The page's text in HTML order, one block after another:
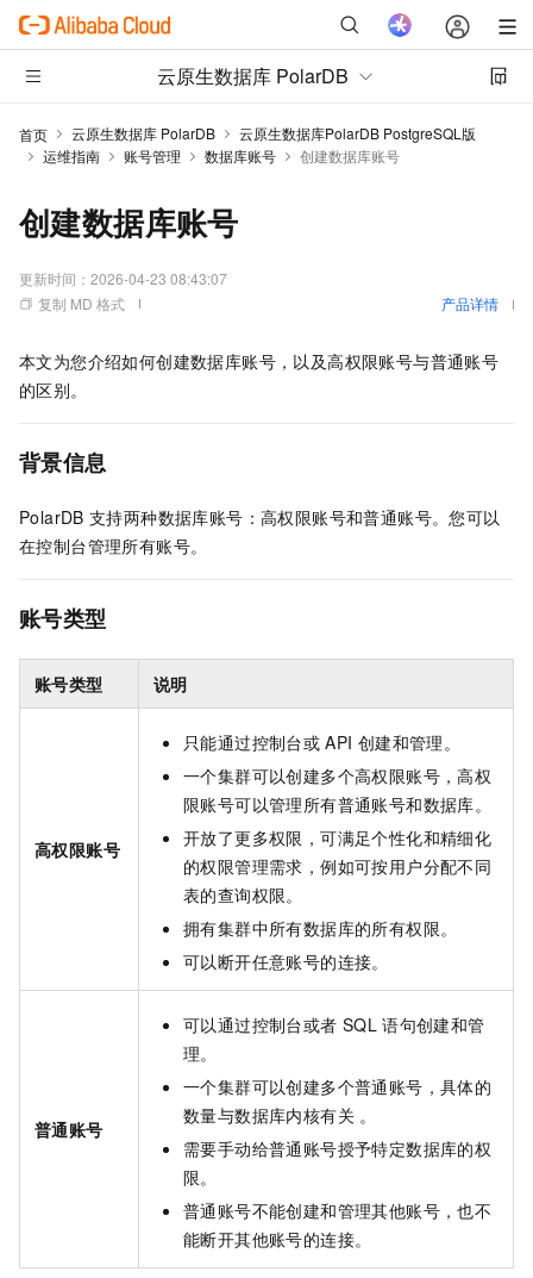
云原生数据库 PolarDB
首页 云原生数据库 PolarDB
云原生数据库PolarDB PostgreSQL版
运维指南
账号管理 数据库账号 创建数据库账号
创建数据库账号
更新时间： 2026-04-23 08:43:07
复制 MD 格式
产品详情
本文为您介绍如何创建数据库账号，以及高权限账号与普通账号
的区别。
背景信息
PolarDB 支持两种数据库账号：高权限账号和普通账号。您可以
在控制台管理所有账号。
账号类型
账号类型 说明
高权限账号
只能通过控制台或 API 创建和管理。
一个集群可以创建多个高权限账号，高权
限账号可以管理所有普通账号和数据库。
开放了更多权限，可满足个性化和精细化
的权限管理需求，例如可按用户分配不同
表的查询权限。
拥有集群中所有数据库的所有权限。
可以断开任意账号的连接。
普通账号
可以通过控制台或者 SQL 语句创建和管
理。
一个集群可以创建多个普通账号，具体的
数量与数据库内核有关 。
需要手动给普通账号授予特定数据库的权
限。
普通账号不能创建和管理其他账号，也不
能断开其他账号的连接。